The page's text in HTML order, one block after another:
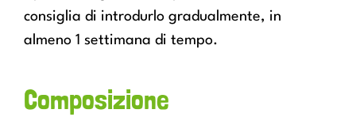
consiglia di introdurlo gradualmente, in
almeno 1 settimana di tempo.
Composizione